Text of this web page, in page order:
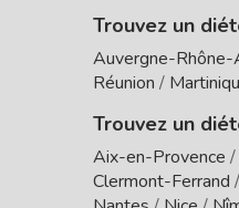
Trouvez un
Auvergne-Rhône-
Réunion /
Trouvez un
Aix-en-Provence /
Clermont-Ferrand /